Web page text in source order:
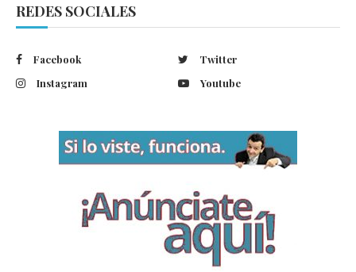
REDES SOCIALES
Facebook
Twitter
Instagram
Youtube